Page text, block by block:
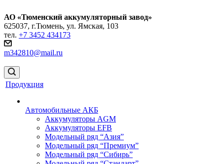
АО «Тюменский аккумуляторный завод»
625037, г.Тюмень, ул. Ямская, 103
тел. +7 3452 434173
m342810@mail.ru
Продукция
Автомобильные АКБ
Аккумуляторы AGM
Аккумуляторы EFB
Модельный ряд “Азия”
Модельный ряд “Премиум”
Модельный ряд “Сибирь”